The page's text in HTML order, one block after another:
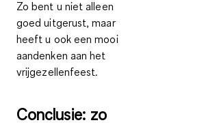
Zo bent u niet alleen
goed uitgerust, maar
heeft u ook een mooi
aandenken aan het
vrijgezellenfeest.
Conclusie: zo